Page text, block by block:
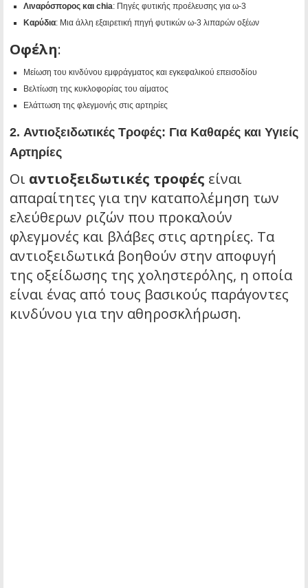
Λιναρόσπορος και chia: Πηγές φυτικής προέλευσης για ω-3
Καρύδια: Μια άλλη εξαιρετική πηγή φυτικών ω-3 λιπαρών οξέων
Οφέλη:
Μείωση του κινδύνου εμφράγματος και εγκεφαλικού επεισοδίου
Βελτίωση της κυκλοφορίας του αίματος
Ελάττωση της φλεγμονής στις αρτηρίες
2. Αντιοξειδωτικές Τροφές: Για Καθαρές και Υγιείς
Αρτηρίες
Οι αντιοξειδωτικές τροφές είναι
απαραίτητες για την καταπολέμηση των
ελεύθερων ριζών που προκαλούν
φλεγμονές και βλάβες στις αρτηρίες. Τα
αντιοξειδωτικά βοηθούν στην αποφυγή
της οξείδωσης της χοληστερόλης, η οποία
είναι ένας από τους βασικούς παράγοντες
κινδύνου για την αθηροσκλήρωση.